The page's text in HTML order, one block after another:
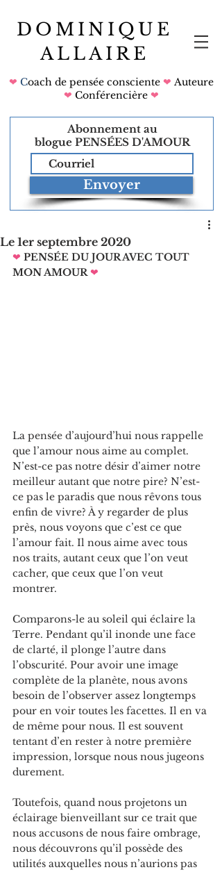
DOMINIQUE
ALLAIRE
❤ Coach de pensée consciente ❤ Auteure
❤ Conférencière ❤
Abonnement au
blogue PENSÉES D'AMOUR
Envoyer
Le 1er septembre 2020
❤ PENSÉE DU JOUR AVEC TOUT
MON AMOUR ❤
La pensée d’aujourd’hui nous rappelle
que l’amour nous aime au complet.
N’est-ce pas notre désir d’aimer notre
meilleur autant que notre pire? N’est-
ce pas le paradis que nous rêvons tous
enfin de vivre? À y regarder de plus
près, nous voyons que c’est ce que
l’amour fait. Il nous aime avec tous
nos traits, autant ceux que l’on veut
cacher, que ceux que l’on veut
montrer.
Comparons-le au soleil qui éclaire la
Terre. Pendant qu’il inonde une face
de clarté, il plonge l’autre dans
l’obscurité. Pour avoir une image
complète de la planète, nous avons
besoin de l’observer assez longtemps
pour en voir toutes les facettes. Il en va
de même pour nous. Il est souvent
tentant d’en rester à notre première
impression, lorsque nous nous jugeons
durement.
Toutefois, quand nous projetons un
éclairage bienveillant sur ce trait que
nous accusons de nous faire ombrage,
nous découvrons qu’il possède des
utilités auxquelles nous n’aurions pas